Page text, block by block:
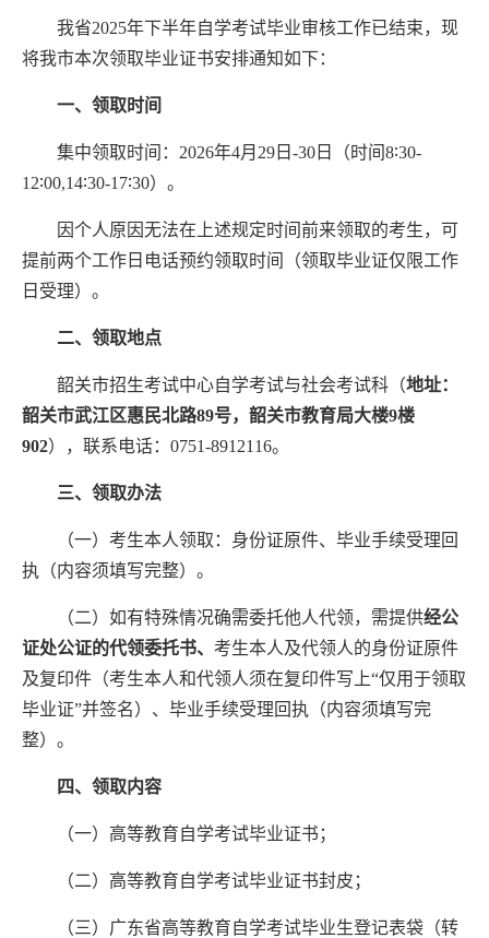
我省2025年下半年自学考试毕业审核工作已结束，现
将我市本次领取毕业证书安排通知如下：
一、领取时间
集中领取时间： 2026年4月 29 日 -30 日 （时间8∶30-
12∶00,14∶30-17∶30） 。
因个人原因无法在上述规定时间前来领取的考生，可
提前两个工作日电话预约领取时间（领取毕业证仅限工作
日受理）。
二、领取地点
韶关市招生考试中心自学考试与社会考试科（地址：
韶关市武江区惠民北路89号，韶关市教育局大楼9楼
902），联系电话： 0751-8912116。
三、 领取办法
（一） 考生本人领取：身份证原件、毕业手续受理回
执（内容须填写完整）。
（二） 如有特殊情况确需委托他人代领，需提供经公
证处公证的代领委托书、 考生本人及代领人的身份证原件
及复印件 （考生本人和代领人须在复印件写上“仅用于领取
毕业证”并签名）、 毕业手续受理回执（内容须填写完
整）。
四、领取内容
（一）高等教育自学考试毕业证书；
（二）高等教育自学考试毕业证书封皮；
（三）广东省高等教育自学考试毕业生登记表袋（转